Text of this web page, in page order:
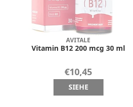
AVITALE
Vitamin B12 200 mcg 30 ml
€10,45
SIEHE